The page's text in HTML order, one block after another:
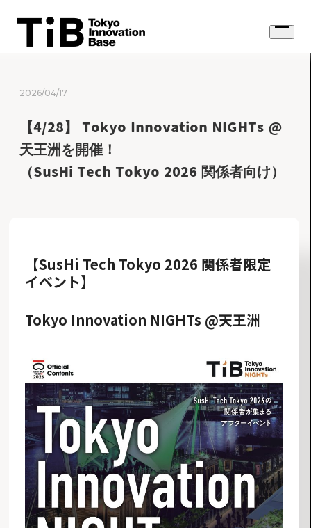
content
Open
2026/04/17
【4/28】 Tokyo Innovation NIGHTs @
天王洲を開催！
（SusHi Tech Tokyo 2026 関係者向け）
【SusHi Tech Tokyo 2026 関係者限定
イベント】
Tokyo Innovation NIGHTs @天王洲